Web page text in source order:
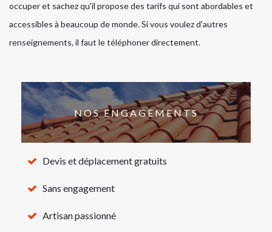
occuper et sachez qu'il propose des tarifs qui sont abordables et
accessibles à beaucoup de monde. Si vous voulez d'autres
renseignements, il faut le téléphoner directement.
NOS ENGAGEMENTS
Devis et déplacement gratuits
Sans engagement
Artisan passionné